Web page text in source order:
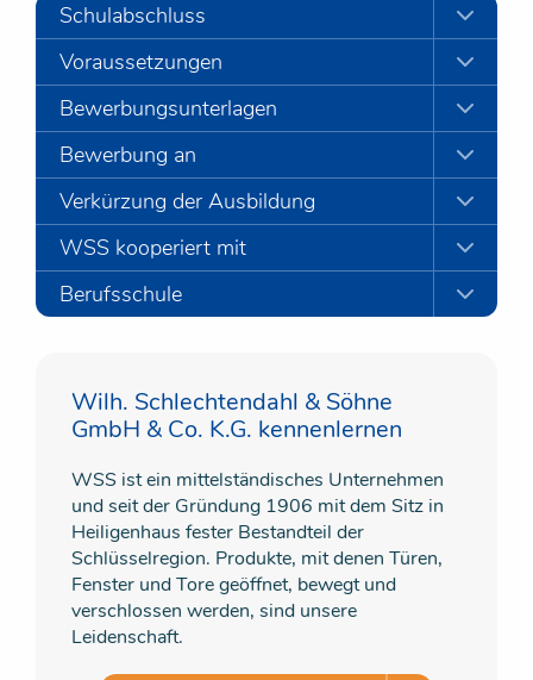
Schulabschluss
Voraussetzungen
Bewerbungsunterlagen
Bewerbung an
Verkürzung der Ausbildung
WSS kooperiert mit
Berufsschule
Wilh. Schlechtendahl & Söhne
GmbH & Co. K.G. kennenlernen
WSS ist ein mittelständisches Unternehmen
und seit der Gründung 1906 mit dem Sitz in
Heiligenhaus fester Bestandteil der
Schlüsselregion. Produkte, mit denen Türen,
Fenster und Tore geöffnet, bewegt und
verschlossen werden, sind unsere
Leidenschaft.